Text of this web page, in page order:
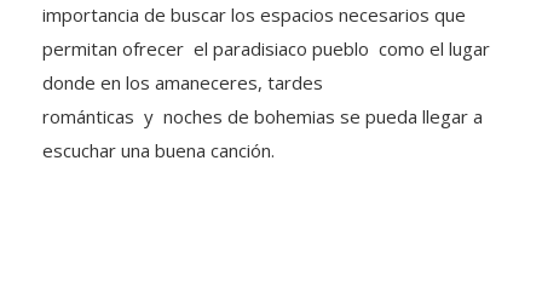
importancia de buscar los espacios necesarios que
permitan ofrecer el paradisiaco pueblo como el lugar
donde en los amaneceres, tardes
románticas y noches de bohemias se pueda llegar a
escuchar una buena canción.